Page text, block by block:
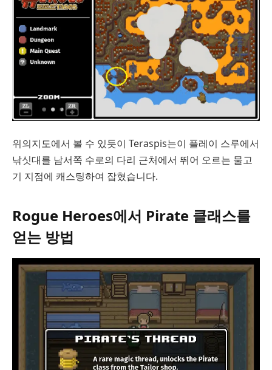
위의지도에서 볼 수 있듯이 Teraspis는이 플레이 스루에서
낚싯대를 남서쪽 수로의 다리 근처에서 뛰어 오르는 물고
기 지점에 캐스팅하여 잡혔습니다.
Rogue Heroes에서 Pirate 클래스를
얻는 방법